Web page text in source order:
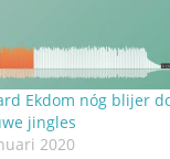
Ekdom nóg blijer
jingles
2020